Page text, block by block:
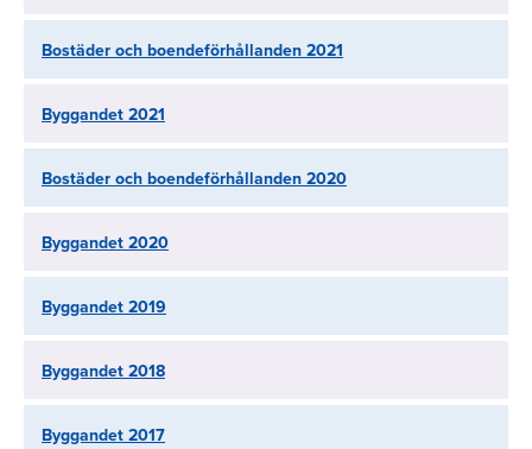
Bostäder och boendeförhållanden 2021
Byggandet 2021
Bostäder och boendeförhållanden 2020
Byggandet 2020
Byggandet 2019
Byggandet 2018
Byggandet 2017